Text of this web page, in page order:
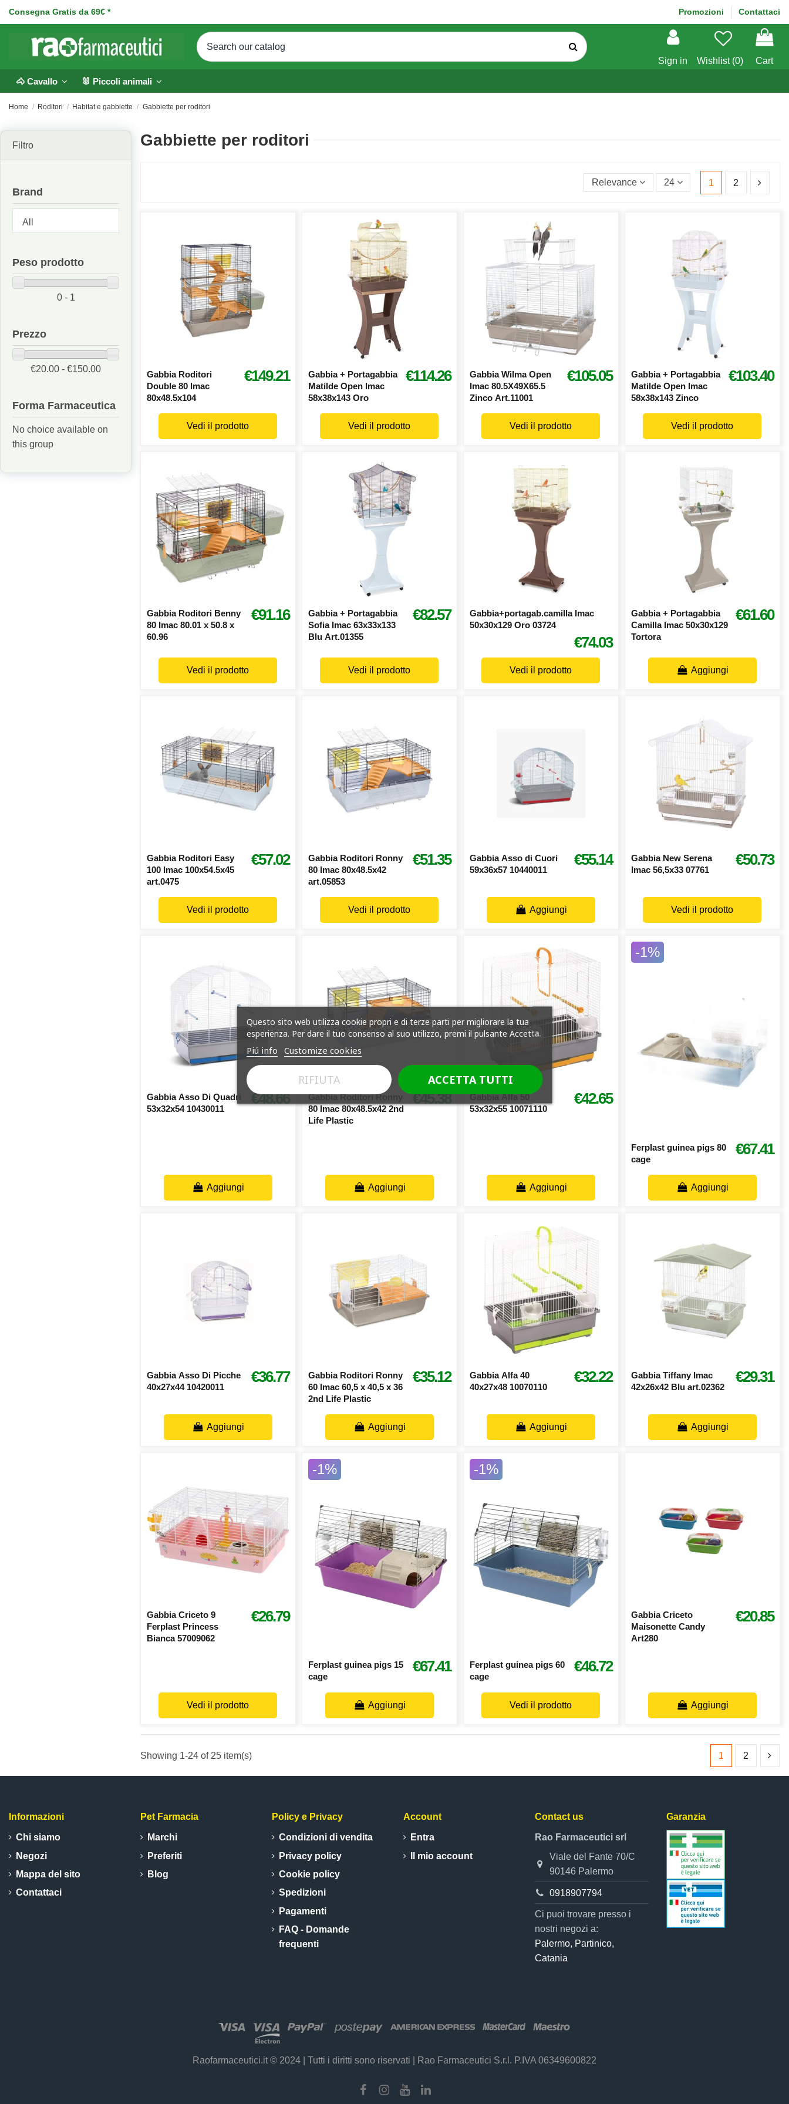
Consegna Gratis da 69€ * Promozioni Contattaci
Sign in Wishlist (0) Cart
🐴 Cavallo 🐰 Piccoli animali
Home Roditori Habitat e gabbiette Gabbiette per roditori
Gabbiette per roditori
Relevance 24 1 2
Gabbia Roditori
Double 80 Imac
80x48.5x104
€149.21
Vedi il prodotto
Gabbia + Portagabbia
Matilde Open Imac
58x38x143 Oro
€114.26
Vedi il prodotto
Gabbia Wilma Open
Imac 80.5X49X65.5
Zinco Art.11001
€105.05
Vedi il prodotto
Gabbia + Portagabbia
Matilde Open Imac
58x38x143 Zinco
€103.40
Vedi il prodotto
Gabbia Roditori Benny
80 Imac 80.01 x 50.8 x
60.96
€91.16
Vedi il prodotto
Gabbia + Portagabbia
Sofia Imac 63x33x133
Blu Art.01355
€82.57
Vedi il prodotto
Gabbia+portagab.camilla Imac
50x30x129 Oro 03724
€74.03
Vedi il prodotto
Gabbia + Portagabbia
Camilla Imac 50x30x129
Tortora
€61.60
Aggiungi
Gabbia Roditori Easy
100 Imac 100x54.5x45
art.0475
€57.02
Vedi il prodotto
Gabbia Roditori Ronny
80 Imac 80x48.5x42
art.05853
€51.35
Vedi il prodotto
Gabbia Asso di Cuori
59x36x57 10440011
€55.14
Aggiungi
Gabbia New Serena
Imac 56,5x33 07761
€50.73
Vedi il prodotto
Gabbia Asso Di Quadri
53x32x54 10430011
€48.66
Aggiungi
Gabbia Roditori Ronny
80 Imac 80x48.5x42 2nd
Life Plastic
€45.38
Aggiungi
Gabbia Alfa 50
53x32x55 10071110
€42.65
Aggiungi
-1%
Ferplast guinea pigs 80
cage
€67.41
Aggiungi
Gabbia Asso Di Picche
40x27x44 10420011
€36.77
Aggiungi
Gabbia Roditori Ronny
60 Imac 60,5 x 40,5 x 36
2nd Life Plastic
€35.12
Aggiungi
Gabbia Alfa 40
40x27x48 10070110
€32.22
Aggiungi
Gabbia Tiffany Imac
42x26x42 Blu art.02362
€29.31
Aggiungi
Gabbia Criceto 9
Ferplast Princess
Bianca 57009062
€26.79
Vedi il prodotto
-1%
Ferplast guinea pigs 15
cage
€67.41
Aggiungi
-1%
Ferplast guinea pigs 60
cage
€46.72
Vedi il prodotto
Gabbia Criceto
Maisonette Candy
Art280
€20.85
Aggiungi
Showing 1-24 of 25 item(s) 1 2
Filtro
Brand
Peso prodotto
0 - 1
Prezzo
€20.00 - €150.00
Forma Farmaceutica
No choice available on
this group
Questo sito web utilizza cookie propri e di terze parti per migliorare la tua
esperienza. Per dare il tuo consenso al suo utilizzo, premi il pulsante Accetta.
Piú info Customize cookies
RIFIUTA ACCETTA TUTTI
Informazioni
Chi siamo
Negozi
Mappa del sito
Contattaci
Pet Farmacia
Marchi
Preferiti
Blog
Policy e Privacy
Condizioni di vendita
Privacy policy
Cookie policy
Spedizioni
Pagamenti
FAQ - Domande
frequenti
Account
Entra
Il mio account
Contact us
Rao Farmaceutici srl
Viale del Fante 70/C
90146 Palermo
0918907794
Ci puoi trovare presso i
nostri negozi a:
Palermo, Partinico,
Catania
Garanzia
Raofarmaceutici.it © 2024 | Tutti i diritti sono riservati | Rao Farmaceutici S.r.l. P.IVA 06349600822